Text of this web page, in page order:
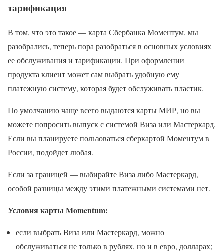
тарификация
В том, что это такое — карта Сбербанка Моментум, мы
разобрались, теперь пора разобраться в основных условиях
ее обслуживания и тарификации. При оформлении
продукта клиент может сам выбрать удобную ему
платежную систему, которая будет обслуживать пластик.
По умолчанию чаще всего выдаются карты МИР, но вы
можете попросить выпуск с системой Виза или Мастеркард.
Если вы планируете пользоваться сберкартой Моментум в
России, подойдет любая.
Если за границей — выбирайте Виза либо Мастеркард,
особой разницы между этими платежными системами нет.
Условия карты Momentum:
если выбрать Виза или Мастеркард, можно
обслуживаться не только в рублях, но и в евро, долларах;